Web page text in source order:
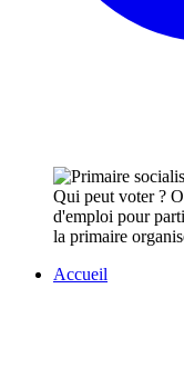
Qui peut voter ?
d'emploi pour
la primaire
Accueil